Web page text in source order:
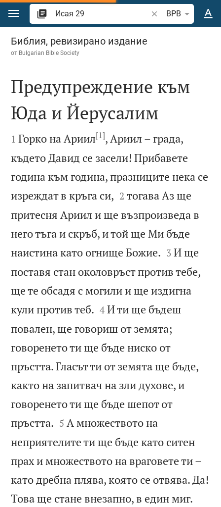
Преминете към съдържанието
Търсете стих или
BPB
Исая 29
Библия, ревизирано издание
от Bulgarian Bible Society

Предупреждение към
Юда и Йерусалим

1 Горко на Ариил[1], Ариил – града,
където Давид се засели! Прибавете
година към година, празниците нека се
изреждат в кръга си, 

2 тогава Аз ще
притесня Ариил и ще възпроизведа в
него тъга и скръб, и той ще Ми бъде
наистина като огнище Божие. 

3 И ще
поставя стан околовръст против тебе,
ще те обсадя с могили и ще издигна
кули против теб. 

4 И ти ще бъдеш
повален, ще говориш от земята;
говоренето ти ще бъде ниско от
пръстта. Гласът ти от земята ще бъде,
както на запитвач на зли духове, и
говоренето ти ще бъде шепот от
пръстта. 

5 А множеството на
неприятелите ти ще бъде като ситен
прах и множеството на враговете ти –
като дребна плява, която се отвява. Да!
Това ще стане внезапно, в един миг.